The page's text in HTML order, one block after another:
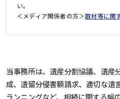
い。
＜メディア関係者の方＞取材等に関
当事務所は、遺産分割協議、遺産
成、遺留分侵害額請求、適切な遺
ランニングなど、相続に関する幅